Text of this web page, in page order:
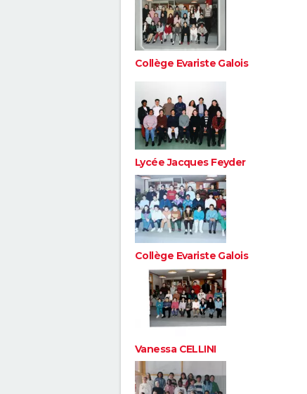
Collège Evariste Galois
Lycée Jacques Feyder
Collège Evariste Galois
Vanessa CELLINI